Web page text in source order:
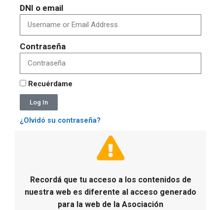
DNI o email
Contraseña
Recuérdame
Log In
¿Olvidó su contraseña?
Recordá que tu acceso a los contenidos de
nuestra web es diferente al acceso generado
para la web de la Asociación